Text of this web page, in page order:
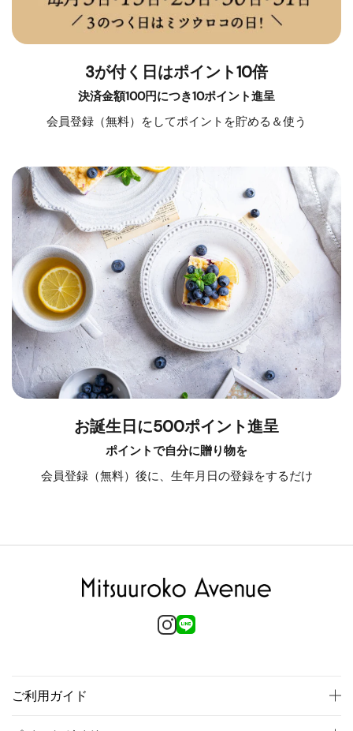
3が付く日はポイント10倍
決済金額100円につき10ポイント進呈
会員登録（無料）をしてポイントを貯める＆使う
お誕生日に500ポイント進呈
ポイントで自分に贈り物を
会員登録（無料）後に、生年月日の登録をするだけ
ご利用ガイド